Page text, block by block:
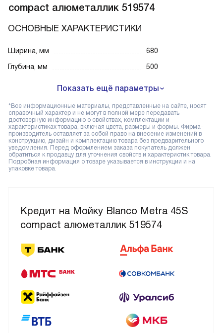
Кредит на Мойку Blanco Metra 45S
compact алюметаллик 519574
compact алюметаллик 519574
ОСНОВНЫЕ ХАРАКТЕРИСТИКИ
Ширина, мм
680
Глубина, мм
500
Показать ещё параметры
*Все информационные материалы, представленные на сайте, носят
справочный характер и не могут в полной мере передавать
достоверную информацию о свойствах, комплектации и
характеристиках товара, включая цвета, размеры и формы. Фирма-
производитель оставляет за собой право на внесение изменений в
конструкцию, дизайн и комплектацию товара без предварительного
уведомления. Перед оформлением заказа покупатель должен
обратиться к продавцу для уточнения свойств и характеристик товара.
Подробная информация о товаре указывается в инструкции и на
упаковке товара.